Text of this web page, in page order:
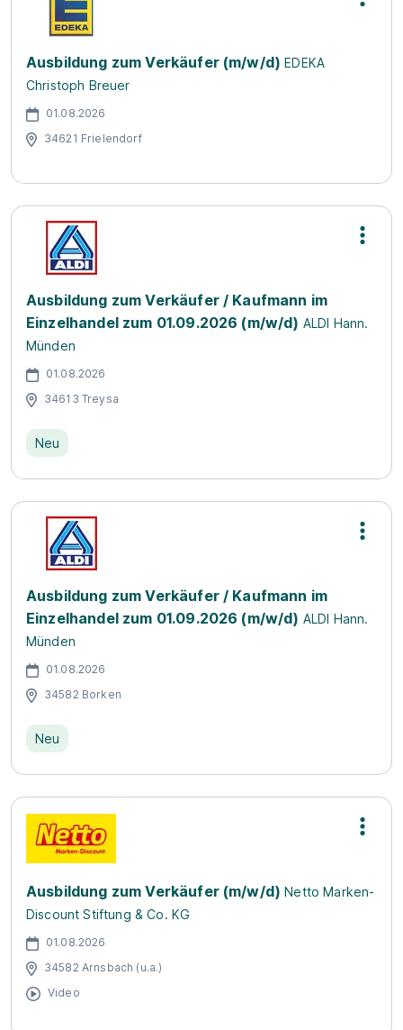
Ausbildung zum Verkäufer (m/w/d) EDEKA
Christoph Breuer
01.08.2026
34621 Frielendorf
Ausbildung zum Verkäufer / Kaufmann im
Einzelhandel zum 01.09.2026 (m/w/d) ALDI Hann.
Münden
01.08.2026
34613 Treysa
Neu
Ausbildung zum Verkäufer / Kaufmann im
Einzelhandel zum 01.09.2026 (m/w/d) ALDI Hann.
Münden
01.08.2026
34582 Borken
Neu
Ausbildung zum Verkäufer (m/w/d) Netto Marken-
Discount Stiftung & Co. KG
01.08.2026
34582 Arnsbach (u.a.)
Video